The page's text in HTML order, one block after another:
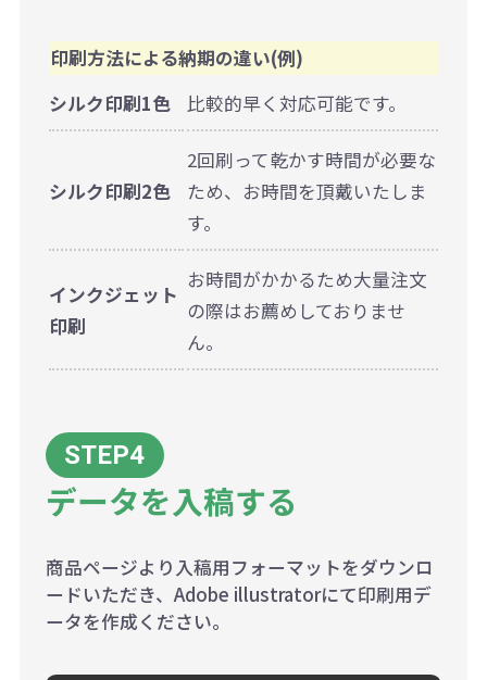
印刷方法による納期の違い(例)
シルク印刷1色
比較的早く対応可能です。
シルク印刷2色
2回刷って乾かす時間が必要な
ため、お時間を頂戴いたしま
す。
インクジェット
印刷
お時間がかかるため大量注文
の際はお薦めしておりませ
ん。
データを入稿する
商品ページより入稿用フォーマットをダウンロ
ードいただき、Adobe illustratorにて印刷用デ
ータを作成ください。